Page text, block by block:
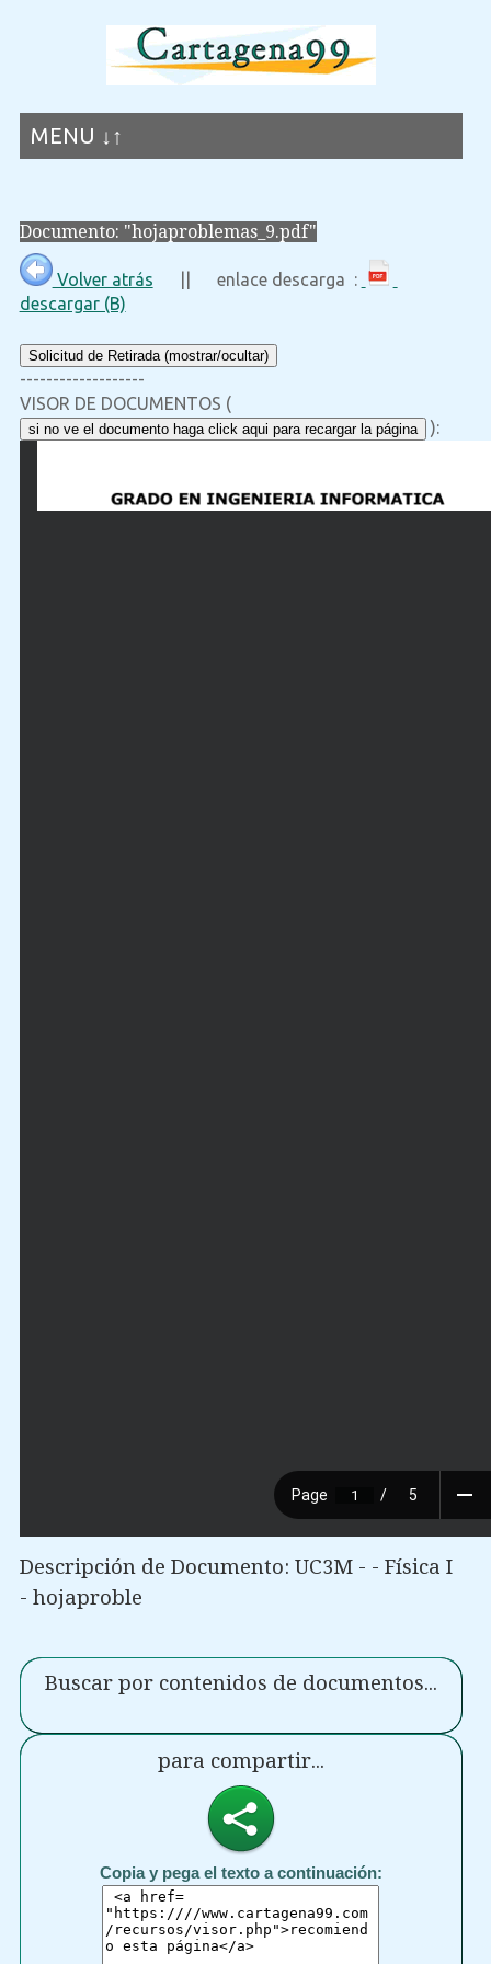
MENU ↓↑
Documento: "hojaproblemas_9.pdf"
Volver atrás || enlace descarga :
descargar (B)
Solicitud de Retirada (mostrar/ocultar)
-------------------
VISOR DE DOCUMENTOS (
si no ve el documento haga click aqui para recargar la página ):
Descripción de Documento: UC3M - - Física I
- hojaproble
Buscar por contenidos de documentos...
para compartir...
Copia y pega el texto a continuación: